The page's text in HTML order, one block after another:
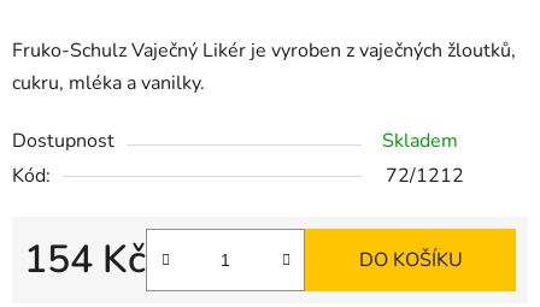
Fruko-Schulz Vaječný Likér je vyroben z vaječných žloutků,
cukru, mléka a vanilky.
Dostupnost
Skladem
Kód:
72/1212
154 Kč DO KOŠÍKU